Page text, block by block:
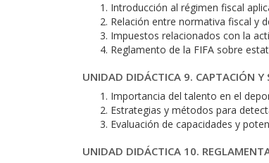
Introducción al régimen fiscal
Relación entre normativa fiscal y
Impuestos relacionados con la
Reglamento de la FIFA sobre
UNIDAD DIDÁCTICA 9. CAPTACIÓN Y
Importancia del talento en el
Estrategias y métodos para
Evaluación de capacidades y
UNIDAD DIDÁCTICA 10.